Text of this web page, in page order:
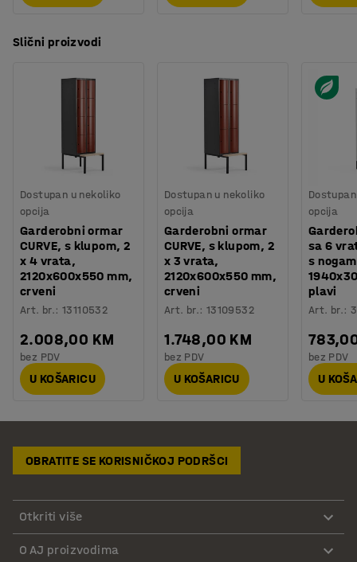
Slični proizvodi
Dostupan u nekoliko
opcija
Garderobni ormar
CURVE, s klupom, 2
x 4 vrata,
2120x600x550 mm,
crveni
Art. br.:13110532
2.008,00 KM
bez PDV
U KOŠARICU
Dostupan u nekoliko
opcija
Garderobni ormar
CURVE, s klupom, 2
x 3 vrata,
2120x600x550 mm,
crveni
Art. br.: 13109532
1.748,00 KM
bez PDV
U KOŠARICU
opcija
sa 6
s
plavi
Art. br.:
bez PDV
U
OBRATITE SE KORISNIČKOJ PODRŠCI
Otkriti više
O AJ proizvodima